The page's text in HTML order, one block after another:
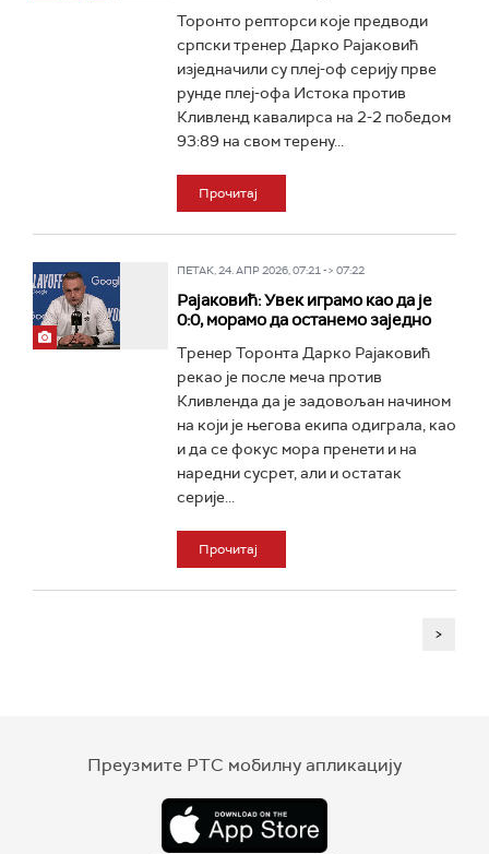
Торонто репторси које предводи
српски тренер Дарко Рајаковић
изједначили су плеј-оф серију прве
рунде плеј-офа Истока против
Кливленд кавалирса на 2-2 победом
93:89 на свом терену...
Прочитај
ПЕТАК, 24. АПР 2026, 07:21 -> 07:22
Рајаковић: Увек играмо као да је
0:0, морамо да останемо заједно
Тренер Торонта Дарко Рајаковић
рекао је после меча против
Кливленда да је задовољан начином
на који је његова екипа одиграла, као
и да се фокус мора пренети и на
наредни сусрет, али и остатак
серије...
Прочитај
>
Преузмите РТС мобилну апликацију